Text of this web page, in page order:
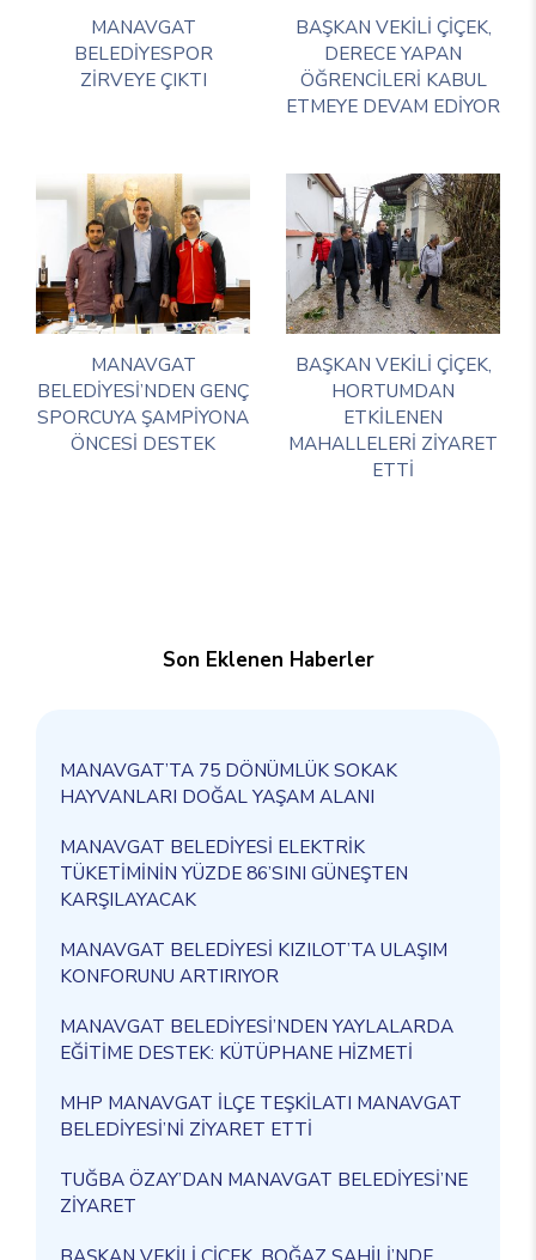
MANAVGAT
BELEDİYESPOR
ZİRVEYE ÇIKTI
BAŞKAN VEKİLİ ÇİÇEK,
DERECE YAPAN
ÖĞRENCİLERİ KABUL
ETMEYE DEVAM EDİYOR
MANAVGAT
BELEDİYESİ’NDEN GENÇ
SPORCUYA ŞAMPİYONA
ÖNCESİ DESTEK
BAŞKAN VEKİLİ ÇİÇEK,
HORTUMDAN
ETKİLENEN
MAHALLELERİ ZİYARET
ETTİ
Son Eklenen Haberler
MANAVGAT’TA 75 DÖNÜMLÜK SOKAK
HAYVANLARI DOĞAL YAŞAM ALANI
MANAVGAT BELEDİYESİ ELEKTRİK
TÜKETİMİNİN YÜZDE 86’SINI GÜNEŞTEN
KARŞILAYACAK
MANAVGAT BELEDİYESİ KIZILOT’TA ULAŞIM
KONFORUNU ARTIRIYOR
MANAVGAT BELEDİYESİ’NDEN YAYLALARDA
EĞİTİME DESTEK: KÜTÜPHANE HİZMETİ
MHP MANAVGAT İLÇE TEŞKİLATI MANAVGAT
BELEDİYESİ’Nİ ZİYARET ETTİ
TUĞBA ÖZAY’DAN MANAVGAT BELEDİYESİ’NE
ZİYARET